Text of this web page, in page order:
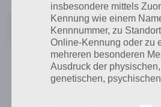
Merlins Adventure -
Preis:Kostenlos
App für iPhone, iPad und
insbesondere mittels
Kennung wie einem
Kennnummer, zu
Online-Kennung oder zu
mehreren besonderen
Ausdruck der
genetischen,